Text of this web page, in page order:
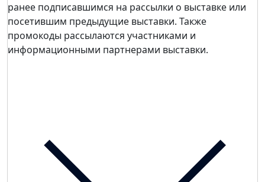
ранее подписавшимся на рассылки о выставке или
посетившим предыдущие выставки. Также
промокоды рассылаются участниками и
информационными партнерами выставки.